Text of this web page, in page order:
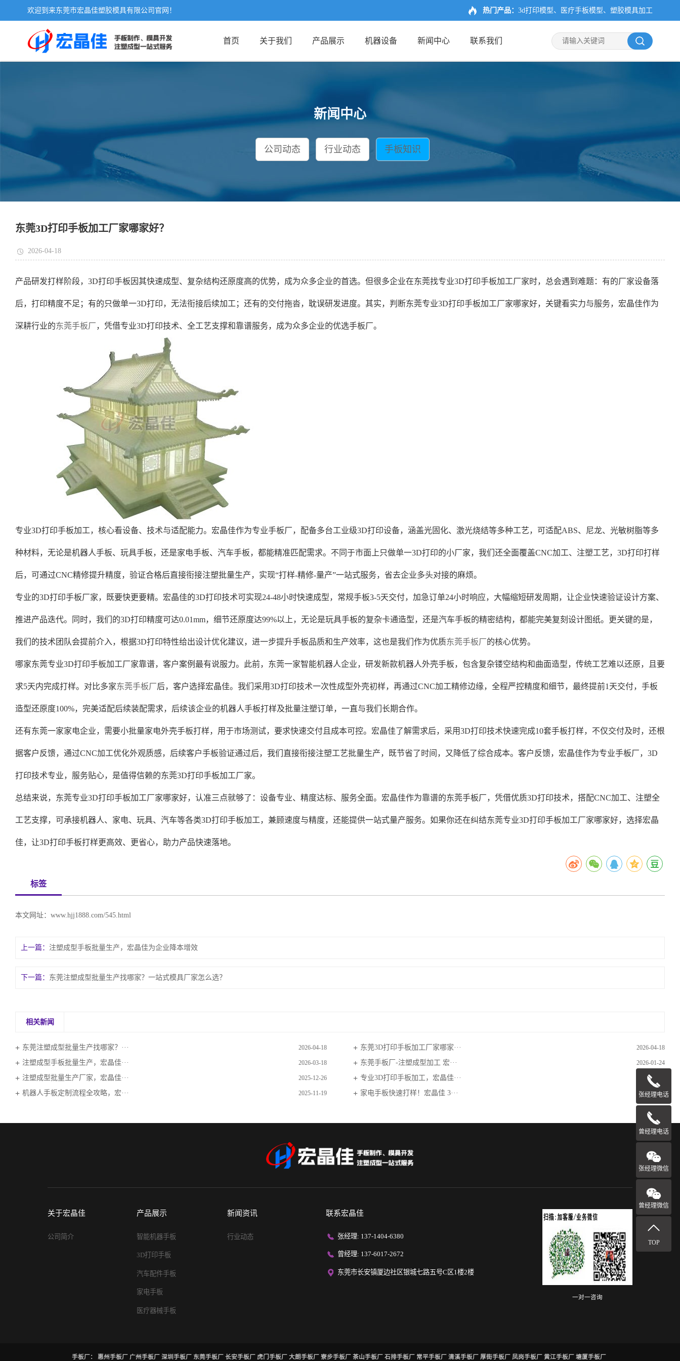
欢迎到来东莞市宏晶佳塑胶模具有限公司官网！ 热门产品：3d打印模型、医疗手板模型、塑胶模具加工
首页 关于我们 产品展示 机器设备 新闻中心 联系我们
新闻中心
公司动态 行业动态 手板知识
东莞3D打印手板加工厂家哪家好？
2026-04-18
产品研发打样阶段，3D打印手板因其快速成型、复杂结构还原度高的优势，成为众多企业的首选。但很多企业在东莞找专业3D打印手板加工厂家时，总会遇到难题：有的厂家设备落
后，打印精度不足；有的只做单一3D打印，无法衔接后续加工；还有的交付拖沓，耽误研发进度。其实，判断东莞专业3D打印手板加工厂家哪家好，关键看实力与服务，宏晶佳作为
深耕行业的东莞手板厂，凭借专业3D打印技术、全工艺支撑和靠谱服务，成为众多企业的优选手板厂。
专业3D打印手板加工，核心看设备、技术与适配能力。宏晶佳作为专业手板厂，配备多台工业级3D打印设备，涵盖光固化、激光烧结等多种工艺，可适配ABS、尼龙、光敏树脂等多
种材料，无论是机器人手板、玩具手板，还是家电手板、汽车手板，都能精准匹配需求。不同于市面上只做单一3D打印的小厂家，我们还全面覆盖CNC加工、注塑工艺，3D打印打样
后，可通过CNC精修提升精度，验证合格后直接衔接注塑批量生产，实现“打样-精修-量产”一站式服务，省去企业多头对接的麻烦。
专业的3D打印手板厂家，既要快更要精。宏晶佳的3D打印技术可实现24-48小时快速成型，常规手板3-5天交付，加急订单24小时响应，大幅缩短研发周期，让企业快速验证设计方案、
推进产品迭代。同时，我们的3D打印精度可达0.01mm，细节还原度达99%以上，无论是玩具手板的复杂卡通造型，还是汽车手板的精密结构，都能完美复刻设计图纸。更关键的是，
我们的技术团队会提前介入，根据3D打印特性给出设计优化建议，进一步提升手板品质和生产效率，这也是我们作为优质东莞手板厂的核心优势。
哪家东莞专业3D打印手板加工厂家靠谱，客户案例最有说服力。此前，东莞一家智能机器人企业，研发新款机器人外壳手板，包含复杂镂空结构和曲面造型，传统工艺难以还原，且要
求5天内完成打样。对比多家东莞手板厂后，客户选择宏晶佳。我们采用3D打印技术一次性成型外壳初样，再通过CNC加工精修边缘，全程严控精度和细节，最终提前1天交付，手板
造型还原度100%，完美适配后续装配需求，后续该企业的机器人手板打样及批量注塑订单，一直与我们长期合作。
还有东莞一家家电企业，需要小批量家电外壳手板打样，用于市场测试，要求快速交付且成本可控。宏晶佳了解需求后，采用3D打印技术快速完成10套手板打样，不仅交付及时，还根
据客户反馈，通过CNC加工优化外观质感，后续客户手板验证通过后，我们直接衔接注塑工艺批量生产，既节省了时间，又降低了综合成本。客户反馈，宏晶佳作为专业手板厂，3D
打印技术专业，服务贴心，是值得信赖的东莞3D打印手板加工厂家。
总结来说，东莞专业3D打印手板加工厂家哪家好，认准三点就够了：设备专业、精度达标、服务全面。宏晶佳作为靠谱的东莞手板厂，凭借优质3D打印技术，搭配CNC加工、注塑全
工艺支撑，可承接机器人、家电、玩具、汽车等各类3D打印手板加工，兼顾速度与精度，还能提供一站式量产服务。如果你还在纠结东莞专业3D打印手板加工厂家哪家好，选择宏晶
佳，让3D打印手板打样更高效、更省心，助力产品快速落地。
标签
本文网址： www.hjj1888.com/545.html
上一篇： 注塑成型手板批量生产，宏晶佳为企业降本增效
下一篇： 东莞注塑成型批量生产找哪家？一站式模具厂家怎么选？
相关新闻
东莞注塑成型批量生产找哪家？··· 2026-04-18 东莞3D打印手板加工厂家哪家··· 2026-04-18
注塑成型手板批量生产，宏晶佳··· 2026-03-18 东莞手板厂-注塑成型加工 宏··· 2026-01-24
注塑成型批量生产厂家，宏晶佳··· 2025-12-26 专业3D打印手板加工，宏晶佳··· 2025-12-26
机器人手板定制流程全攻略，宏··· 2025-11-19 家电手板快速打样！宏晶佳 3··· 2025-10-29
关于宏晶佳
公司简介
产品展示
智能机器手板
3D打印手板
汽车配件手板
家电手板
医疗器械手板
新闻资讯
行业动态
联系宏晶佳
张经理: 137-1404-6380
曾经理: 137-6017-2672
东莞市长安镇厦边社区银城七路五号C区1楼2楼
一对一咨询
手板厂：惠州手板厂 广州手板厂 深圳手板厂 东莞手板厂 长安手板厂 虎门手板厂 大朗手板厂 寮步手板厂 茶山手板厂 石排手板厂 常平手板厂 清溪手板厂 厚街手板厂 凤岗手板厂 黄江手板厂 塘厦手板厂
张经理电话
曾经理电话
张经理微信
曾经理微信
TOP